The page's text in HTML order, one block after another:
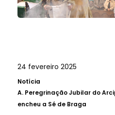
24 fevereiro 2025
Notícia
A. Peregrinação Jubilar do
encheu a Sé de Braga